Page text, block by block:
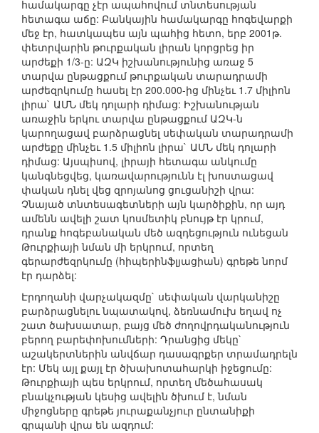
համակարգը չէր ապահովում տնտեսության
հետագա աճը: Բանկային համակարգը հոգեվարքի
մեջ էր, հատկապես այն պահից հետո, երբ 2001թ.
փետրվարին թուրքական լիրան կորցրեց իր
արժեքի 1/3-ը: ԱԶԿ իշխանությունից առաջ 5
տարվա ընթացքում թուրքական տարադրամի
արժեզրկումը հասել էր 200.000-ից մինչեւ 1.7 միլիոն
լիրա` ԱՄՆ մեկ դոլարի դիմաց: Իշխանության
առաջին երկու տարվա ընթացքում ԱԶԿ-ն
կարողացավ բարձրացնել սեփական տարադրամի
արժեքը մինչեւ 1.5 միլիոն լիրա` ԱՄՆ մեկ դոլարի
դիմաց: Այսպիսով, լիրայի հետագա անկումը
կանգնեցվեց, կառավարությունն էլ խոստացավ
փական դնել վեց զրոյանոց ցուցանիշի վրա:
Չնայած տնտեսագետների այն կարծիքին, որ այդ
ամենն ավելի շատ կոսմետիկ բնույթ էր կրում,
դրանք հոգեբանական մեծ ազդեցություն ունեցան
Թուրքիայի նման մի երկրում, որտեղ
գերարժեզրկումը (հիպերինֆլյացիան) գրեթե նորմ
էր դարձել:
Էրդողանի վարչակազմը` սեփական վարկանիշը
բարձրացնելու նպատակով, ձեռնամուխ եղավ ոչ
շատ ծախսատար, բայց մեծ ժողովրդականություն
բերող բարեփոխումների: Դրանցից մեկը`
աշակերտներին անվճար դասագրքեր տրամադրելն
էր: Մեկ այլ քայլ էր ծխախոտահարկի իջեցումը:
Թուրքիայի պես երկրում, որտեղ մեծահասակ
բնակչության կեսից ավելին ծխում է, նման
միջոցները գրեթե յուրաքանչյուր ընտանիքի
գրպանի վրա են ազդում: